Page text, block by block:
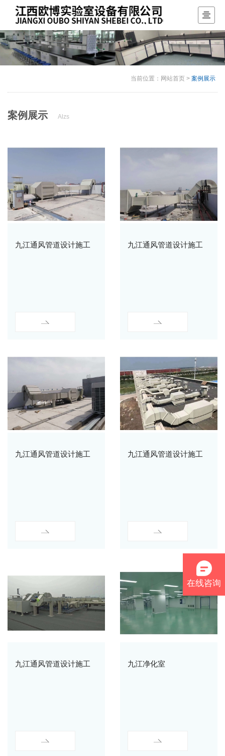
当前位置： 网站首页 > 案例展示
案例展示 Alzs
九江通风管道设计施工 九江通风管道设计施工
九江通风管道设计施工 九江通风管道设计施工
九江通风管道设计施工 九江净化室
在线咨询